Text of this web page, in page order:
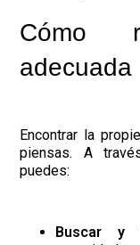
Cómo
adecuada
Encontrar la
piensas. A
puedes:
Buscar y